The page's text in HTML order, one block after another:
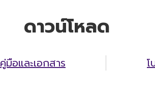
ดาวน์โหลด
คู่มือและเอกสาร โ